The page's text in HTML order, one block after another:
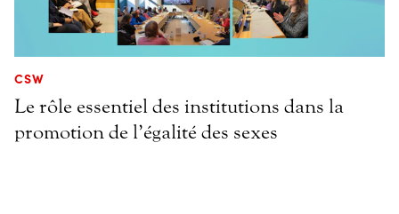
CSW
Le rôle essentiel des institutions dans la
promotion de l’égalité des sexes